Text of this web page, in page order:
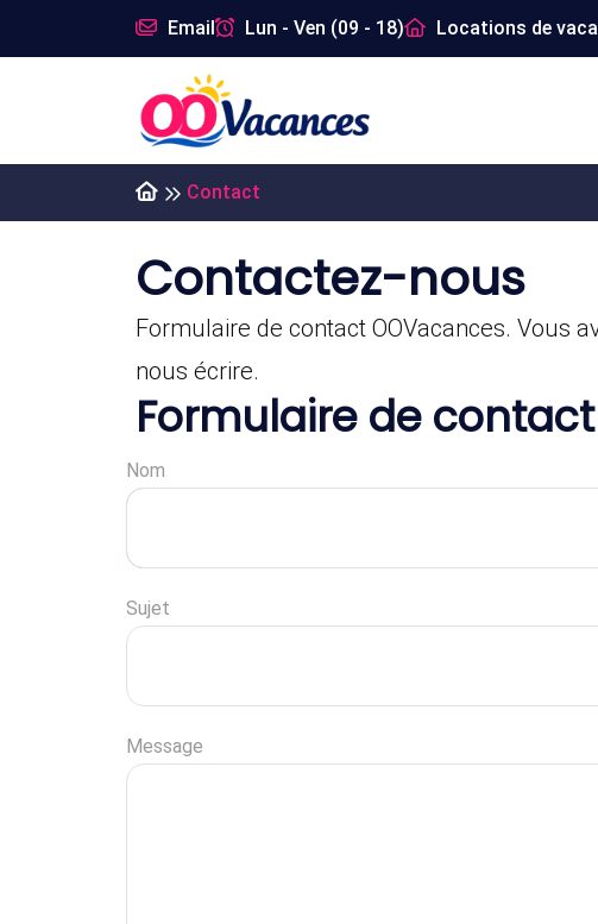
Email Lun - Ven (09 - 18) Locations de
Contact
Contactez-nous
Formulaire de contact OOVacances. Vous
nous écrire.
Formulaire de contact
Nom
Sujet
Message